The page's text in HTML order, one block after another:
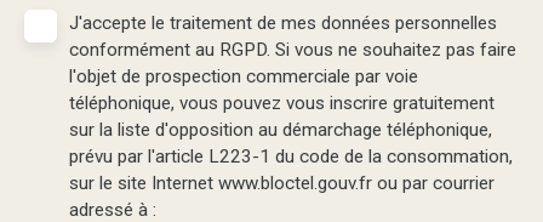
J'accepte le traitement de mes données personnelles
conformément au RGPD. Si vous ne souhaitez pas faire
l'objet de prospection commerciale par voie
téléphonique, vous pouvez vous inscrire gratuitement
sur la liste d'opposition au démarchage téléphonique,
prévu par l'article L223-1 du code de la consommation,
sur le site Internet www.bloctel.gouv.fr ou par courrier
adressé à :